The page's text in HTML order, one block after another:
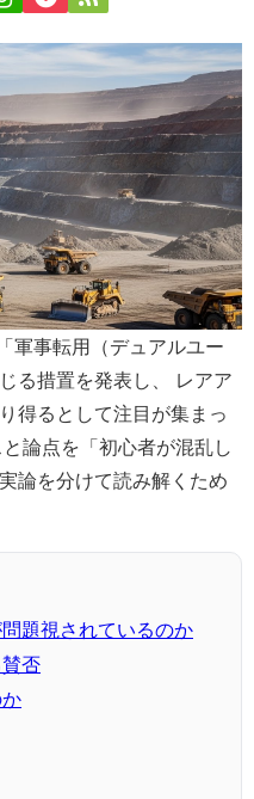
軍事転用（デュアルユー
る措置を発表し、 レアア
得るとして注目が集まっ
論点を「初心者が混乱し
論を分けて読み解くため
題視されているのか
否